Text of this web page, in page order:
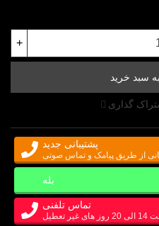
+
سبد خرید
گذاری
پشتیبانی جدید
از طریق پیامک و تماس صوتی
بله
تماس تلفنی
تعطیل